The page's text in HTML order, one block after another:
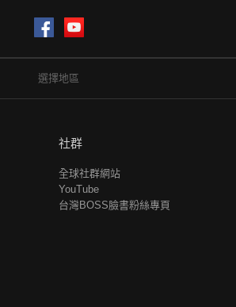
Facebook
選擇地區
社群
全球社群網站
YouTube
台灣BOSS臉書粉絲專頁